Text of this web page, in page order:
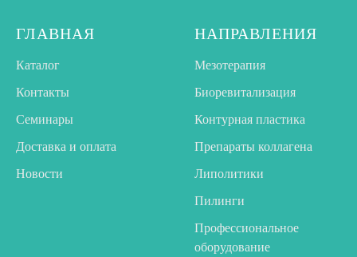
ГЛАВНАЯ
Каталог
Контакты
Семинары
Доставка и оплата
Новости
НАПРАВЛЕНИЯ
Мезотерапия
Биоревитализация
Контурная пластика
Препараты коллагена
Липолитики
Пилинги
Профессиональное
оборудование